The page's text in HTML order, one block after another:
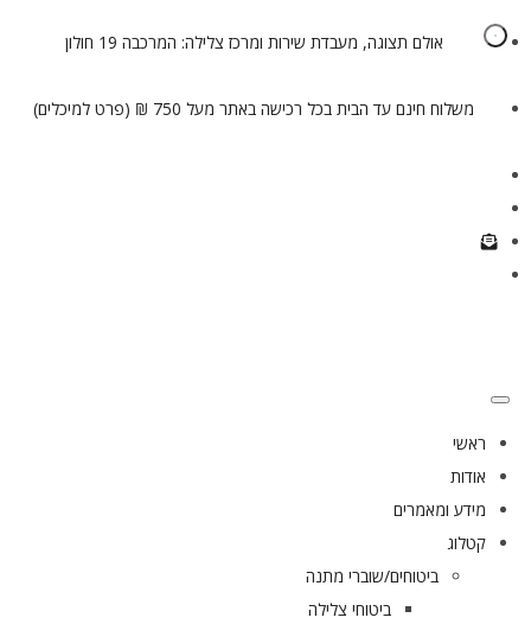
אולם תצוגה, מעבדת שירות ומרכז צלילה: המרכבה 19 חולון
משלוח חינם עד הבית בכל רכישה באתר מעל 750 ₪ (פרט למיכלים)
ראשי
אודות
מידע ומאמרים
קטלוג
ביטוחים/שוברי מתנה
ביטוחי צלילה